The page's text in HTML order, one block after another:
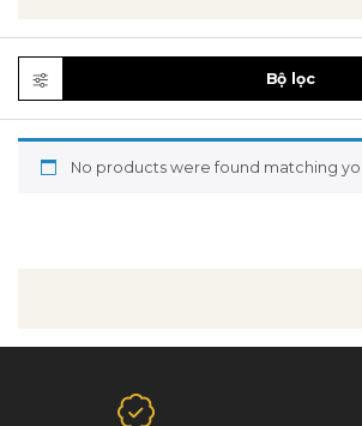
TRANH PHONG CẢNH
TRANH PHONG THỦY
Bộ lọc
No products were found matching